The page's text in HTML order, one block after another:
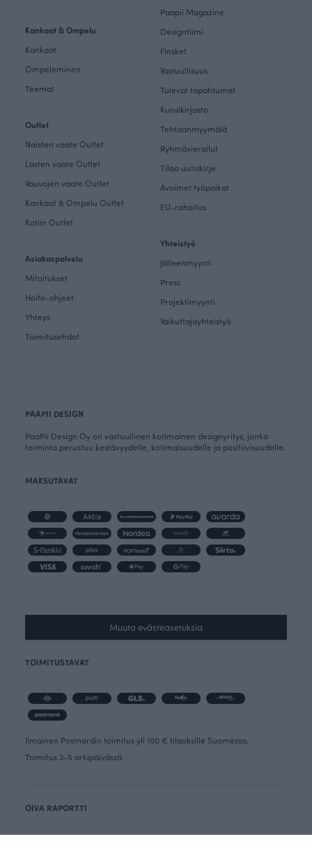
Kankaat & Ompelu
Kankaat
Ompeleminen
Teemat
Outlet
Naisten vaate Outlet
Lasten vaate Outlet
Vauvojen vaate Outlet
Kankaat & Ompelu Outlet
Kotiin Outlet
Asiakaspalvelu
Mitoitukset
Hoito-ohjeet
Yhteys
Toimitusehdot
Paapii Magazine
Designtiimi
Finsket
Vastuullisuus
Tulevat tapahtumat
Kuosikirjasto
Tehtaanmyymälä
Ryhmävierailut
Tilaa uutiskirje
Avoimet työpaikat
EU-rahoitus
Yhteistyö
Jälleenmyynti
Press
Projektimyynti
Vaikuttajayhteistyö
PAAPII DESIGN
PaaPii Design Oy on vastuullinen kotimainen designyritys, jonka
toiminta perustuu kestävyydelle, kotimaisuudelle ja positiivisuudelle.
MAKSUTAVAT
Muuta evästeasetuksia
TOIMITUSTAVAT
Ilmainen Postnordin toimitus yli 100 € tilauksille Suomessa.
Toimitus 3-5 arkipäivässä.
OIVA RAPORTTI